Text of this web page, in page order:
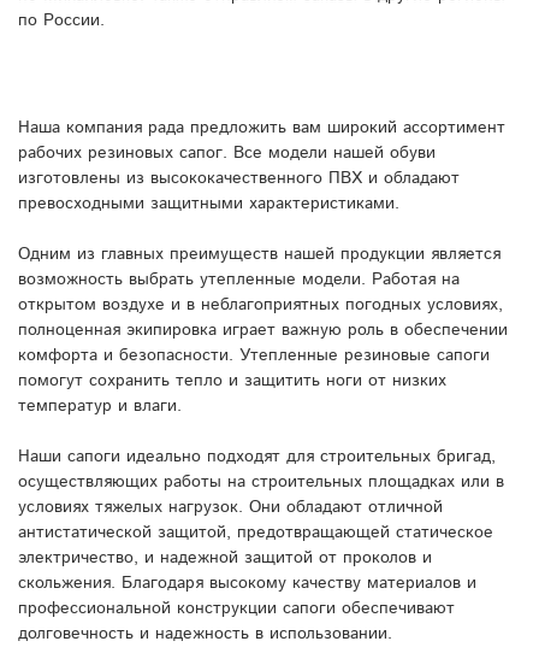
по России.
Наша компания рада предложить вам широкий ассортимент
рабочих резиновых сапог. Все модели нашей обуви
изготовлены из высококачественного ПВХ и обладают
превосходными защитными характеристиками.
Одним из главных преимуществ нашей продукции является
возможность выбрать утепленные модели. Работая на
открытом воздухе и в неблагоприятных погодных условиях,
полноценная экипировка играет важную роль в обеспечении
комфорта и безопасности. Утепленные резиновые сапоги
помогут сохранить тепло и защитить ноги от низких
температур и влаги.
Наши сапоги идеально подходят для строительных бригад,
осуществляющих работы на строительных площадках или в
условиях тяжелых нагрузок. Они обладают отличной
антистатической защитой, предотвращающей статическое
электричество, и надежной защитой от проколов и
скольжения. Благодаря высокому качеству материалов и
профессиональной конструкции сапоги обеспечивают
долговечность и надежность в использовании.